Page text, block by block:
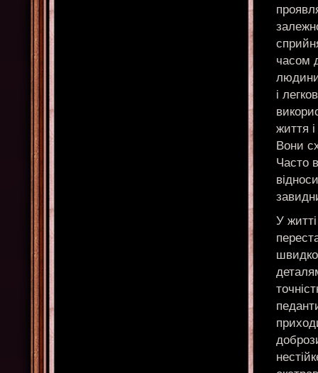
часом
людини
і
життя
Вони
Часто
У